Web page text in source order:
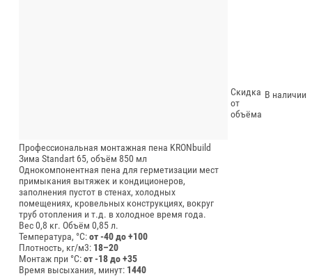
Профессиональная монтажная пена KRONbuild
Зима Standart 65, объём 850 мл
Однокомпонентная пена для герметизации мест
примыкания вытяжек и кондиционеров,
заполнения пустот в стенах, холодных
помещениях, кровельных конструкциях, вокруг
труб отопления и т.д. в холодное время года.
Вес 0,8 кг. Объём 0,85 л.
Температура, °C:от -40 до +100
Плотность, кг/м3: 18–20
Монтаж при °C:от -18 до +35
Время высыхания, минут: 1440
Скидка
от
объёма
В наличии